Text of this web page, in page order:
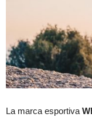
La marca esportiva